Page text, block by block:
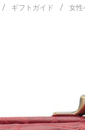
/ ギフトガイド / 女性